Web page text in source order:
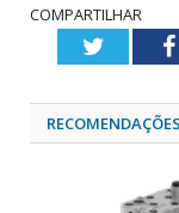
COMPARTILHAR
Twitter
RECOMENDAÇÕES